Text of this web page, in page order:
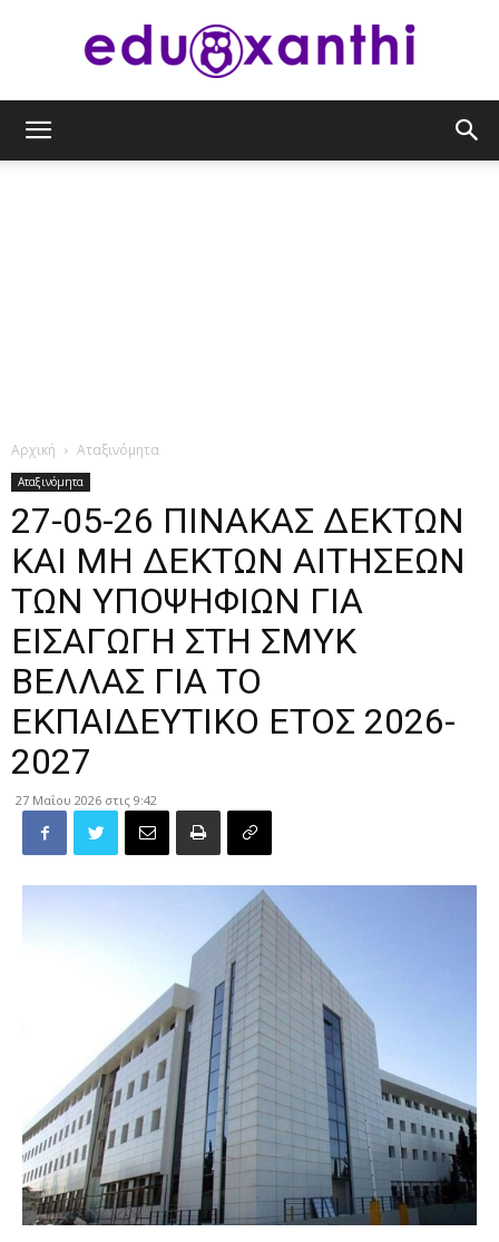
Αρχική Αταξινόμητα
Αταξινόμητα
27-05-26 ΠΙΝΑΚΑΣ ΔΕΚΤΩΝ
ΚΑΙ ΜΗ ΔΕΚΤΩΝ ΑΙΤΗΣΕΩΝ
ΤΩΝ ΥΠΟΨΗΦΙΩΝ ΓΙΑ
ΕΙΣΑΓΩΓΗ ΣΤΗ ΣΜΥΚ
ΒΕΛΛΑΣ ΓΙΑ ΤΟ
ΕΚΠΑΙΔΕΥΤΙΚΟ ΕΤΟΣ 2026-
2027
27 Μαΐου 2026 στις 9:42